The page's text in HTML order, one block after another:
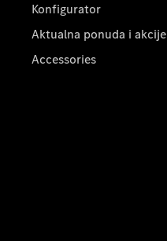
Konfigurator
Aktualna ponuda i akcije
Accessories